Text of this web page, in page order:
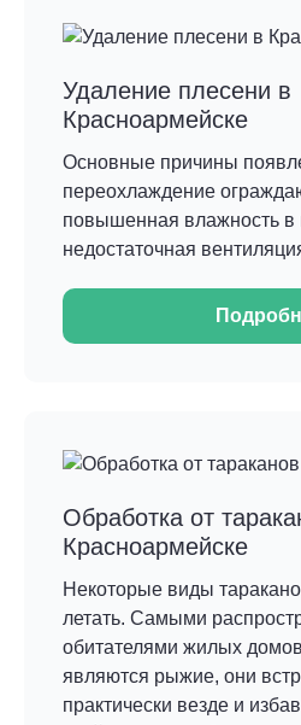
Удаление плесени в
Красноармейске
Основные причины
переохлаждение
повышенная влажность
недостаточная
Обработка от
Красноармейске
Некоторые виды
летать. Самыми
обитателями жилых
являются рыжие, они
практически везде и